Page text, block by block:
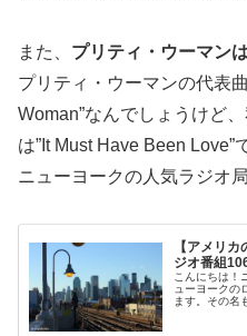
また、 プリティ・ウーマン
プリティ・ウーマンの代表
Woman”なんでしょうけど
は”It Must Have Been Love”
ニューヨークの人気ラジオ
【アメリ
ジオ番組
こんにちは！
ューヨークの
ます。その名